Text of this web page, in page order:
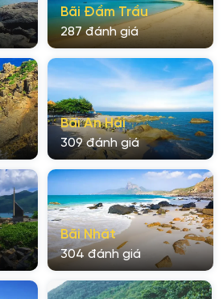
Bãi Đầm Trầu
287 đánh giá
Bãi An Hải
309 đánh giá
Bãi Nhát
304 đánh giá